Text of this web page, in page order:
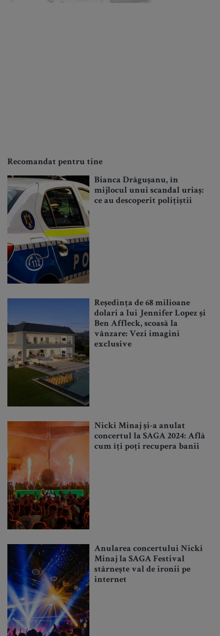
Recomandat pentru tine
Bianca Drăgușanu, în
mijlocul unui scandal uriaș:
ce au descoperit polițiștii
Reședința de 68 milioane
dolari a lui Jennifer Lopez și
Ben Affleck, scoasă la
vânzare: Vezi imagini
exclusive
Nicki Minaj și-a anulat
concertul la SAGA 2024: Află
cum îți poți recupera banii
Anularea concertului Nicki
Minaj la SAGA Festival
stârnește val de ironii pe
internet